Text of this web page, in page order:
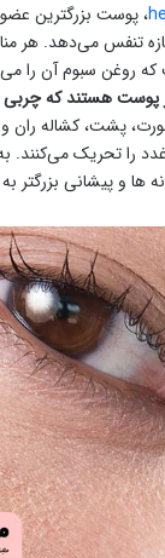
، پوست بزرگترین عضو
تنفس می‌دهد. هر
روغن سبوم آن را
هستند که چربی و
پشت، کشاله ران
را تحریک می‌کنند.
ها و پیشانی بزرگتر